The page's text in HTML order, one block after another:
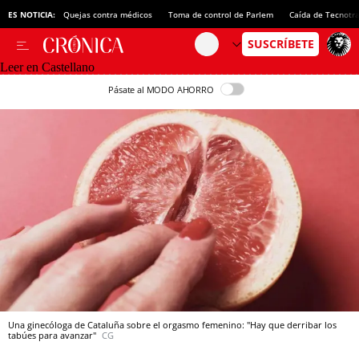
ES NOTICIA: Quejas contra médicos Toma de control de Parlem Caída de
Leer en Castellano
Pásate al MODO AHORRO
Una ginecóloga de Cataluña sobre el orgasmo femenino: "Hay que derribar los
tabúes para avanzar" CG